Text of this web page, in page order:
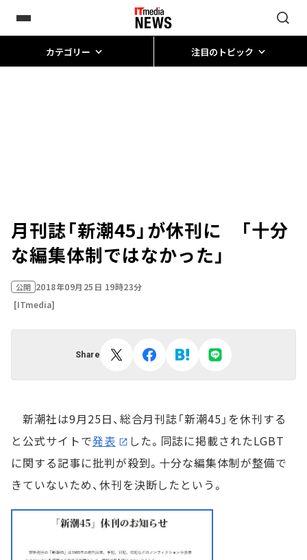
カテゴリー 注目のトピック
月刊誌「新潮45」が休刊に 「十分
な編集体制ではなかった」
公開 2018年09月25日 19時23分
[ITmedia]
Share
新潮社は9月25日、総合月刊誌「新潮45」を休刊する
と公式サイトで発表
した。同誌に掲載されたLGBT
に関する記事に批判が殺到。十分な編集体制が整備で
きていないため、休刊を決断したという。